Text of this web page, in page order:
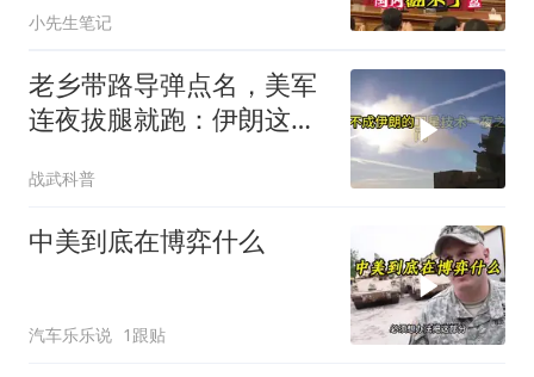
小先生笔记
老乡带路导弹点名，美军
连夜拔腿就跑：伊朗这波
光
战武科普
中美到底在博弈什么
汽车乐乐说 1跟贴